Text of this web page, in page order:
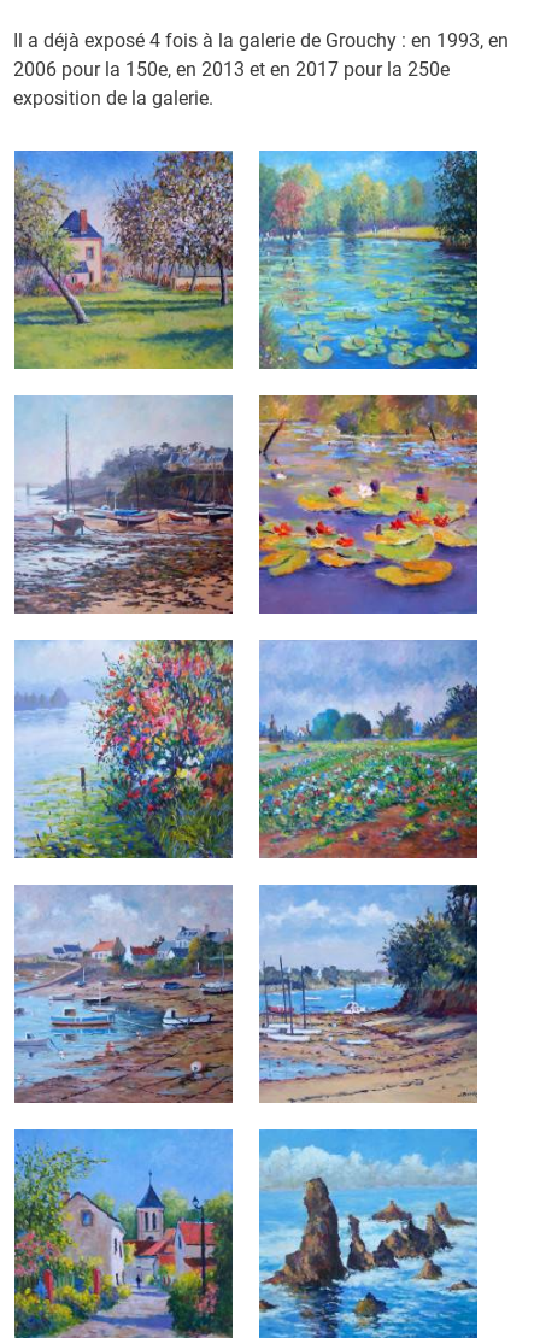
Il a déjà exposé 4 fois à la galerie de Grouchy : en 1993, en
2006 pour la 150e, en 2013 et en 2017 pour la 250e
exposition de la galerie.